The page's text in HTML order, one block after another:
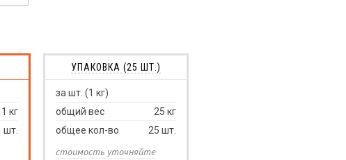
1 кг
шт.
УПАКОВКА (25 ШТ.)
за шт. (1 кг)
общий вес
25 кг
общее кол-во
25 шт.
стоимость уточняйте